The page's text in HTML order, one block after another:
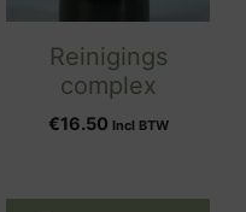
Reinigings
complex
€16.50 Incl BTW